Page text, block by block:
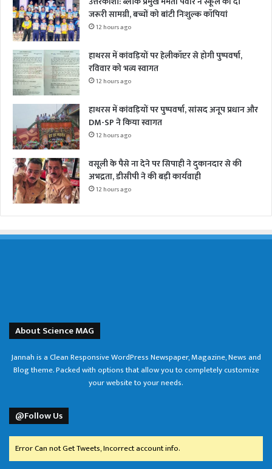
जरूरी सामग्री, बच्चों को बांटी निःशुल्क कॉपियां
12 hours ago
हाथरस में कांवड़ियों पर हेलीकॉप्टर से होगी पुष्पवर्षा,
रविवार को भव्य स्वागत
12 hours ago
हाथरस में कांवड़ियों पर पुष्पवर्षा, सांसद अनूप प्रधान और
DM-SP ने किया स्वागत
12 hours ago
वसूली के पैसे ना देने पर सिपाही ने दुकानदार से की
अभद्रता, डीसीपी ने की बड़ी कार्यवाही
12 hours ago
About Science MAG
Jannah is a Clean Responsive WordPress Newspaper, Magazine, News and
Blog theme. Packed with options that allow you to completely customize
your website to your needs.
@Follow Us
Error Can not Get Tweets, Incorrect account info.